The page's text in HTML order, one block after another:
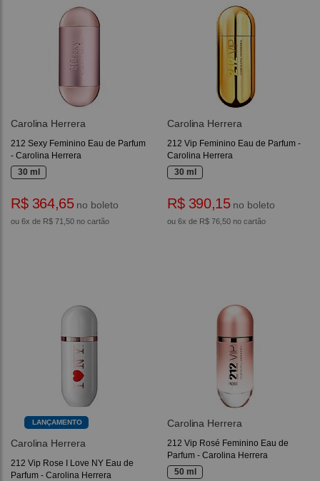
Carolina Herrera
212 Sexy Feminino Eau de Parfum
- Carolina Herrera
30 ml
R$ 364,65no boleto
ou 6x de R$ 71,50 no cartão
Carolina Herrera
212 Vip Feminino Eau de Parfum -
Carolina Herrera
30 ml
R$ 390,15no boleto
ou 6x de R$ 76,50 no cartão
LANÇAMENTO
Carolina Herrera
212 Vip Rose I Love NY Eau de
Parfum - Carolina Herrera
Carolina Herrera
212 Vip Rosé Feminino Eau de
Parfum - Carolina Herrera
50 ml